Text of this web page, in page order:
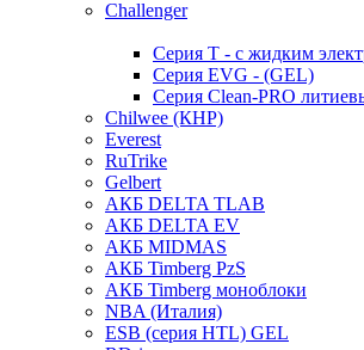
Challenger
Серия T - с жидким
Серия EVG - (GEL)
Серия Clean-PRO
Chilwee (КНР)
Everest
RuTrike
Gelbert
АКБ DELTA TLAB
АКБ DELTA EV
АКБ MIDMAS
АКБ Timberg PzS
АКБ Timberg моноблоки
NBA (Италия)
ESB (серия HTL) GEL